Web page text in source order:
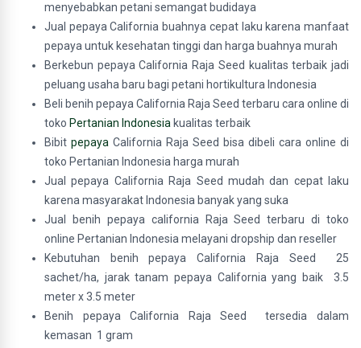
menyebabkan petani semangat budidaya
Jual pepaya California buahnya cepat laku karena manfaat
pepaya untuk kesehatan tinggi dan harga buahnya murah
Berkebun pepaya California Raja Seed kualitas terbaik jadi
peluang usaha baru bagi petani hortikultura Indonesia
Beli benih pepaya California Raja Seed terbaru cara online di
toko Pertanian Indonesia kualitas terbaik
Bibit pepaya California Raja Seed bisa dibeli cara online di
toko Pertanian Indonesia harga murah
Jual pepaya California Raja Seed mudah dan cepat laku
karena masyarakat Indonesia banyak yang suka
Jual benih pepaya california Raja Seed terbaru di toko
online Pertanian Indonesia melayani dropship dan reseller
Kebutuhan benih pepaya California Raja Seed 25
sachet/ha, jarak tanam pepaya California yang baik 3.5
meter x 3.5 meter
Benih pepaya California Raja Seed tersedia dalam
kemasan 1 gram